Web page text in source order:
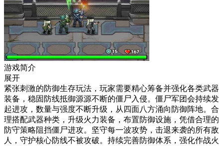
游戏简介
展开
紧张刺激的防御生存玩法，玩家需要精心筹备并强化各类武器
装备，稳固防线抵御源源不断的僵尸入侵。僵尸军团会持续发
起进攻，数量与强度不断升级，从四面八方涌向防御阵地。合
理搭配武器种类，升级火力装备，布置防御设施，凭借合理的
防守策略阻挡僵尸进攻。坚守每一波攻势，击退来袭的所有敌
人，守护核心防线不被攻破。持续完善防御体系，强化作战火